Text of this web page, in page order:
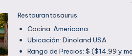
Ven por tus pizzas individuales
ensaladas y sándwiches
encontrarás cerveza.
Restaurantosaurus
Cocina: Americana
Ubicación: Dinoland USA
Rango de Precios: $ ($14.99 y